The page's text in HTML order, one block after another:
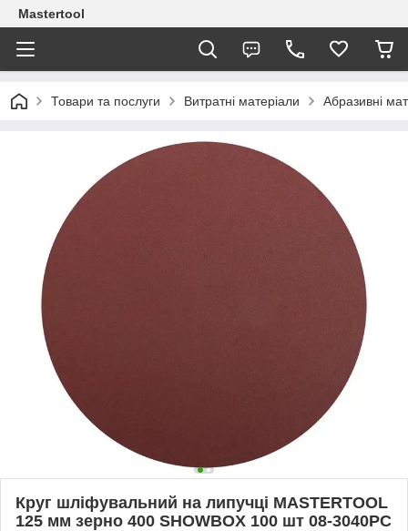
Mastertool
Товари та послуги Витратні матеріали Абразивні
Круг шліфувальний на липучці MASTERTOOL
125 мм зерно 400 SHOWBOX 100 шт 08-3040PC